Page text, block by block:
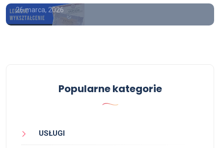
26 marca, 2026
Popularne kategorie
USŁUGI